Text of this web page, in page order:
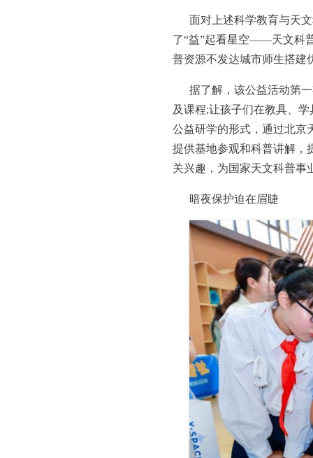
面对上述科学教育与天
了“益”起看星空——天文科
普资源不发达城市师生搭建
据了解，该公益活动第
及课程;让孩子们在教具、
公益研学的形式，通过北京
提供基地参观和科普讲解，
关兴趣，为国家天文科普事
暗夜保护迫在眉睫